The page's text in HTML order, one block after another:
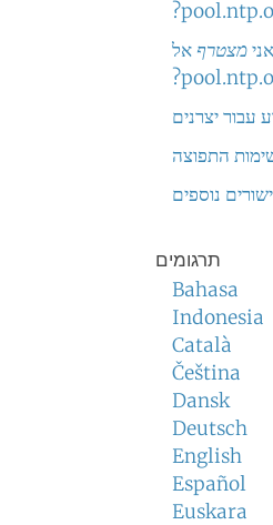
מצטרף אל
עבור יצרנים
התפוצה
נוספים
תרגומים
Bahasa
Indonesia
Català
Čeština
Dansk
Deutsch
English
Español
Euskara